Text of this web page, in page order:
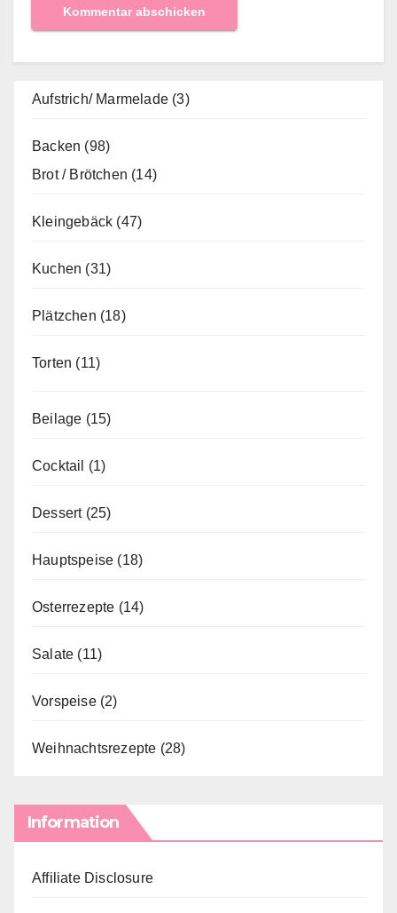
Aufstrich/ Marmelade (3)
Backen (98)
Brot / Brötchen (14)
Kleingebäck (47)
Kuchen (31)
Plätzchen (18)
Torten (11)
Beilage (15)
Cocktail (1)
Dessert(25)
Hauptspeise (18)
Osterrezepte (14)
Salate (11)
Vorspeise(2)
Weihnachtsrezepte (28)
Information
Affiliate Disclosure